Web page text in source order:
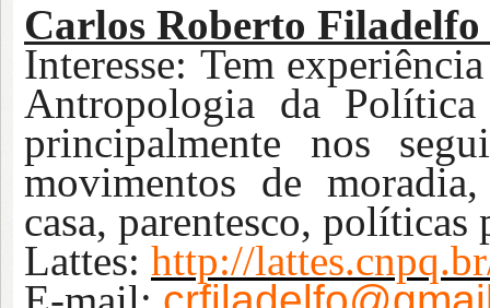
Carlos Roberto
Interesse: Tem
Antropologia da
principalmente nos
movimentos de
casa, parentesco,
Lattes: http://